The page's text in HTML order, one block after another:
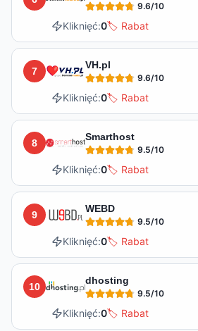
9.6/10
Kliknięć:0🏷️ Rabat
7
VH.pl
9.6/10
Kliknięć:0🏷️ Rabat
8
Smarthost
9.5/10
Kliknięć:0🏷️ Rabat
9
WEBD
9.5/10
Kliknięć:0🏷️ Rabat
10
dhosting
9.5/10
Kliknięć:0🏷️ Rabat